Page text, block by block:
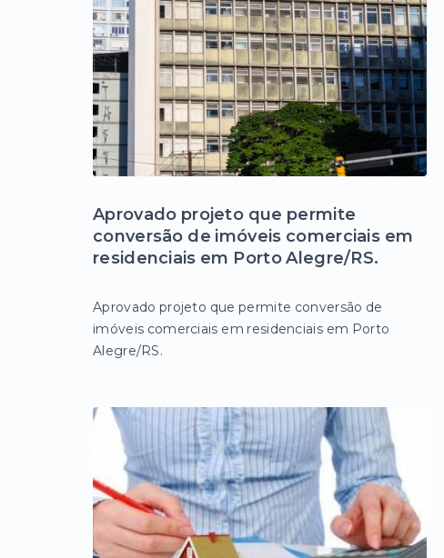
Aprovado projeto que permite
conversão de imóveis comerciais em
residenciais em Porto Alegre/RS.
Aprovado projeto que permite conversão de
imóveis comerciais em residenciais em Porto
Alegre/RS.